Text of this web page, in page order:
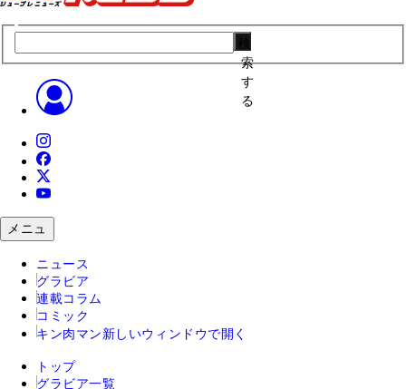
索
す
る
メニュ
ニュース
グラビア
連載コラム
コミック
キン肉マン 新しいウィンドウで開く
トップ
グラビア一覧